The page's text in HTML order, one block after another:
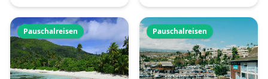
Pauschalreisen Pauschalreisen